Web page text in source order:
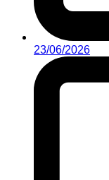
23/06/2026